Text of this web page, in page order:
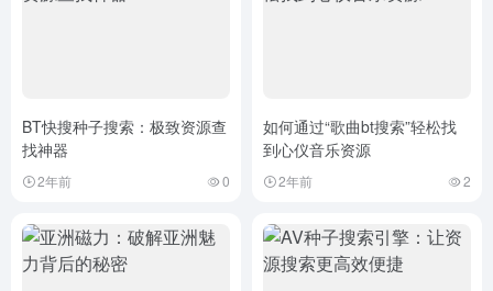
BT快搜种子搜索：极致资源查
找神器
2年前 0
如何通过“歌曲bt搜索”轻松找
到心仪音乐资源
2年前 2